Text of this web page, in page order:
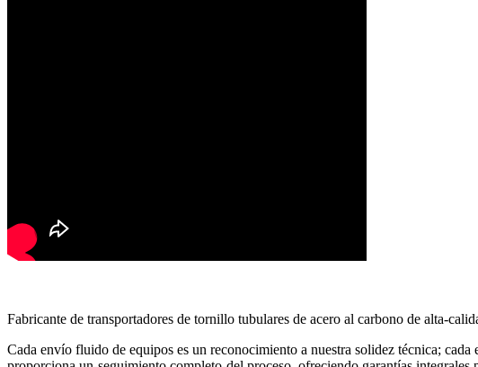
Fabricante de transportadores de tornillo tubulares de acero al carbono de alta-
Cada envío fluido de equipos es un reconocimiento a nuestra solidez técnica;